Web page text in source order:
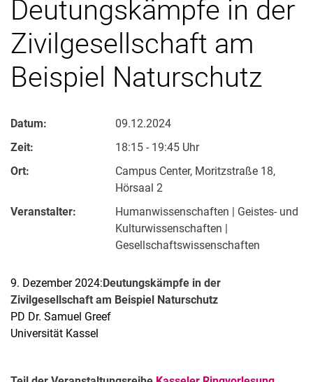
Deutungskämpfe in der
Zivilgesellschaft am
Beispiel Naturschutz
Datum:
09.12.2024
Zeit:
18:15 - 19:45 Uhr
Ort:
Campus Center, Moritzstraße 18,
Hörsaal 2
Veranstalter:
Humanwissenschaften | Geistes- und
Kulturwissenschaften |
Gesellschaftswissenschaften
9. Dezember 2024:Deutungskämpfe in der
Zivilgesellschaft am Beispiel Naturschutz
PD Dr. Samuel Greef
Universität Kassel